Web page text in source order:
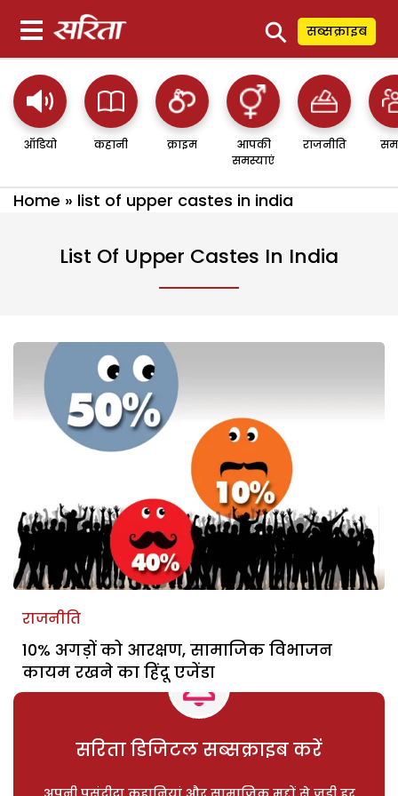
⚲ सब्सक्राइब
ऑडियो कहानी क्राइम
आपकी
समस्याएं
राजनीति
Home » list of upper castes in india
List Of Upper Castes In India
राजनीति
10% अगड़ों को आरक्षण, सामाजिक विभाजन
कायम रखने का हिंदू एजेंडा
सरिता डिजिटल सब्सक्राइब करें